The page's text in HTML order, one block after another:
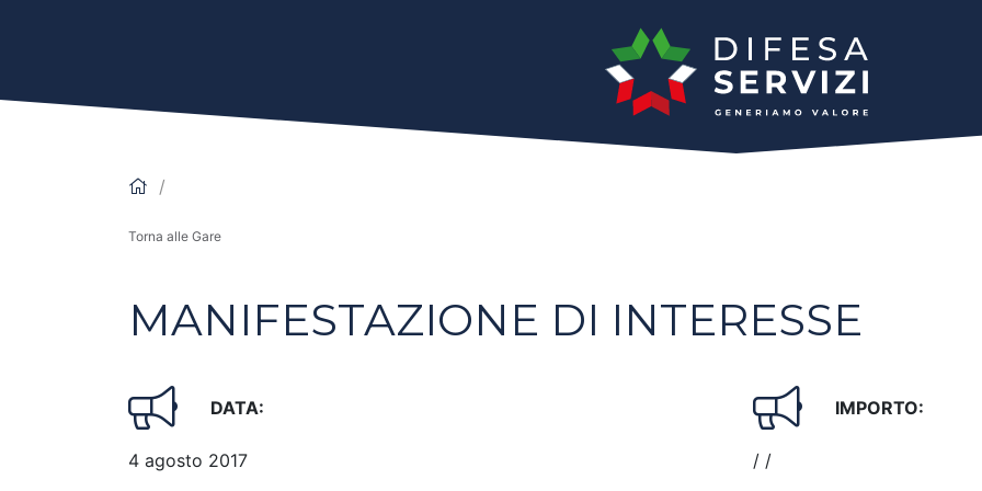
Torna alle Gare
MANIFESTAZIONE DI INTERESSE
DATA:
4 agosto 2017
IMPORTO:
/ /